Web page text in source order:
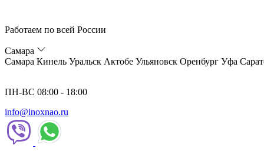
Работаем по всей России
Самара
Самара Кинель Уральск Актобе Ульяновск Оренбург Уфа
ПН-ВС 08:00 - 18:00
info@inoxnao.ru